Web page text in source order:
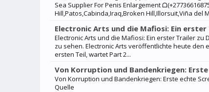
Sea Supplier For Penis Enlargement
Hill,Patos,Cabinda,Iraq,Broken Hill,Illorsuit,Viña del
Electronic Arts und die Mafiosi: Ein erster
Electronic Arts und die Mafiosi: Ein erster Trailer
zu sehen. Electronic Arts veröffentlichte heute den
ersten Teil, wartet Part 2...
Von Korruption und Bandenkriegen:
Von Korruption und Bandenkriegen: Erste echte
Quelle